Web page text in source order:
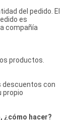
del pedido. El
es
compañía
productos.
descuentos con
propio
¿cómo hacer?